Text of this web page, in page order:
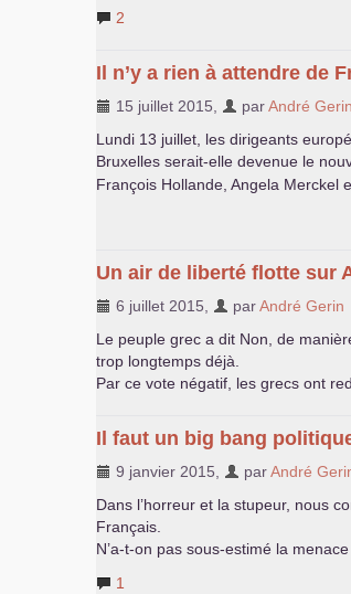
2
Il n’y a rien à attendre de
15 juillet 2015 parAndré Gerin
Lundi 13 juillet, les dirigeants
Bruxelles serait-elle devenue le
François Hollande, Angela
Un air de liberté flotte sur
6 juillet 2015 parAndré Gerin
Le peuple grec a dit Non, de
trop longtemps déjà.
Par ce vote négatif, les grecs ont
Il faut un big bang
9 janvier 2015 parAndré
Dans l’horreur et la stupeur, nous
Français.
N’a-t-on pas sous-estimé la
1